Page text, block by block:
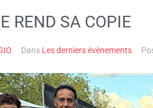
REND SA COPIE
Dans Les derniers évènements